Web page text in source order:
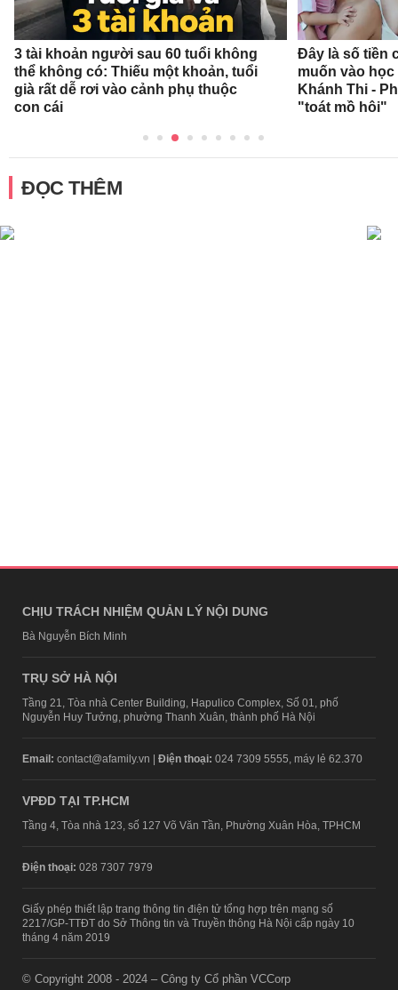
3 tài khoản người sau 60 tuổi không
thể không có: Thiếu một khoản, tuổi
già rất dễ rơi vào cảnh phụ thuộc
con cái
Đây là số tiền
muốn vào
Khánh Thi -
"toát mồ hôi"
ĐỌC THÊM
CHỊU TRÁCH NHIỆM QUẢN LÝ NỘI DUNG
Bà Nguyễn Bích Minh
TRỤ SỞ HÀ NỘI
Tầng 21, Tòa nhà Center Building, Hapulico Complex, Số 01, phố
Nguyễn Huy Tưởng, phường Thanh Xuân, thành phố Hà Nội
Email: contact@afamily.vn | Điện thoại: 024 7309 5555, máy lẻ 62.370
VPĐD TẠI TP.HCM
Tầng 4, Tòa nhà 123, số 127 Võ Văn Tần, Phường Xuân Hòa, TPHCM
Điện thoại: 028 7307 7979
Giấy phép thiết lập trang thông tin điện tử tổng hợp trên mạng số
2217/GP-TTĐT do Sở Thông tin và Truyền thông Hà Nội cấp ngày 10
tháng 4 năm 2019
© Copyright 2008 - 2024 – Công ty Cổ phần VCCorp